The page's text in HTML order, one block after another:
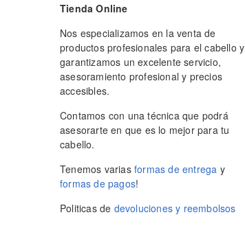
Tienda Online
Nos especializamos en la venta de
productos profesionales para el cabello y
garantizamos un excelente servicio,
asesoramiento profesional y precios
accesibles.
Contamos con una técnica que podrá
asesorarte en que es lo mejor para tu
cabello.
Tenemos varias formas de entrega y
formas de pagos!
Politicas de devoluciones y reembolsos